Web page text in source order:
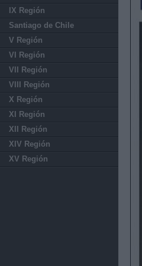
IX Región
Santiago de Chile
V Región
VI Región
VII Región
VIII Región
X Región
XI Región
XII Región
XIV Región
XV Región